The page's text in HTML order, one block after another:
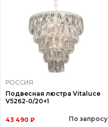
РОССИЯ
Подвесная люстра Vitaluce
V5262-0/20+1
43 490 ₽ По запросу